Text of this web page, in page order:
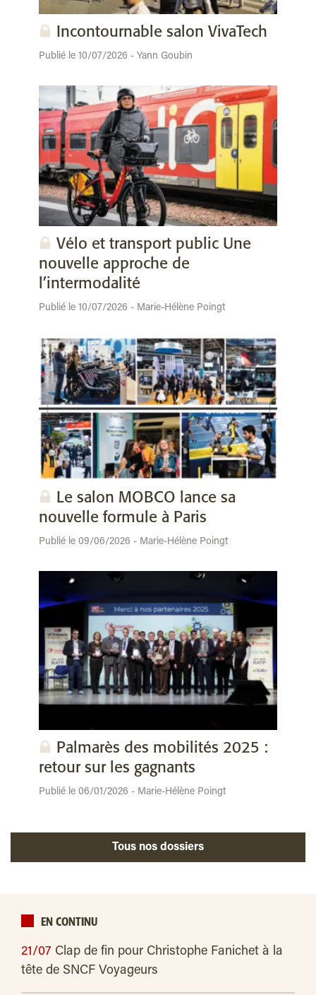
Incontournable salon VivaTech
Publié le 10/07/2026 - Yann Goubin
Vélo et transport public Une
nouvelle approche de
l’intermodalité
Publié le 10/07/2026 - Marie-Hélène Poingt
Le salon MOBCO lance sa
nouvelle formule à Paris
Publié le 09/06/2026 - Marie-Hélène Poingt
Palmarès des mobilités 2025 :
retour sur les gagnants
Publié le 06/01/2026 - Marie-Hélène Poingt
Tous nos dossiers
EN CONTINU
21/07 Clap de fin pour Christophe Fanichet à la
tête de SNCF Voyageurs